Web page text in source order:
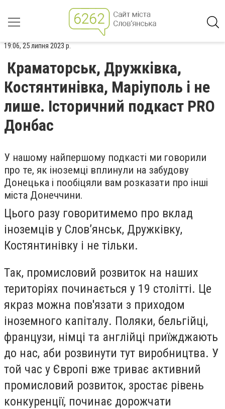
19:06, 25 липня 2023 р.
Краматорськ, Дружківка,
Костянтинівка, Маріуполь і не
лише. Історичний подкаст PRO
Донбас
У нашому найпершому подкасті ми говорили
про те, як іноземці вплинули на забудову
Донецька і пообіцяли вам розказати про інші
міста Донеччини.
Цього разу говоритимемо про вклад
іноземців у Слов’янськ, Дружківку,
Костянтинівку і не тільки.
Так, промисловий розвиток на наших
територіях починається у 19 столітті. Це
якраз можна пов'язати з приходом
іноземного капіталу. Поляки, бельгійці,
французи, німці та англійці приїжджають
до нас, аби розвинути тут виробництва. У
той час у Європі вже триває активний
промисловий розвиток, зростає рівень
конкуренції, починає дорожчати